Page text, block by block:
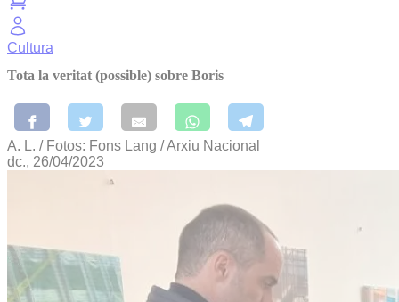
Cultura
Tota la veritat (possible) sobre Boris
A. L. / Fotos: Fons Lang / Arxiu Nacional
dc., 26/04/2023